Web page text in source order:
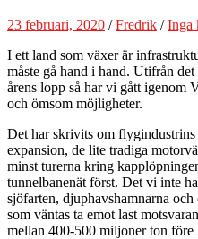
23 februari, 2020 /Fredrik /Inga
I ett land som växer är
måste gå hand i hand. Utifrån
årens lopp så har vi gått igenom
och ömsom möjligheter.
Det har skrivits om
expansion, de lite tradiga
minst turerna kring
tunnelbanenät först. Det vi inte
sjöfarten, djuphavshamnarna
som väntas ta emot last
mellan 400-500 miljoner ton före